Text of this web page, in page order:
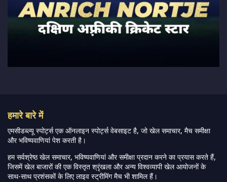
हमारे बारे में
एमसीडब्ल्यू स्पोर्ट्स एक ऑनलाइन स्पोर्ट्स वेबसाइट है, जो खेल समाचार, मैच समीक्षा
और भविष्यवाणियां पेश करती है।
हम सर्वश्रेष्ठ खेल समाचार, भविष्यवाणियां और समीक्षा प्रदान करने का प्रयास करते हैं,
जिसमें खेल बाजारों की एक विस्तृत श्रृंखला और अन्य विश्वव्यापी खेल आयोजनों के
साथ-साथ प्रशंसकों के लिए लाइव स्ट्रीमिंग मैच भी शामिल हैं।